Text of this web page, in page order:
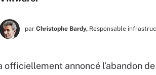
par Christophe Bardy, Responsable
officiellement annoncé l’abandon